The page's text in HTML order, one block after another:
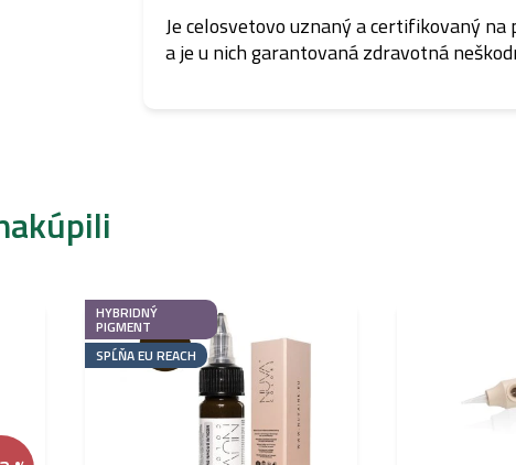
Je celosvetovo uznaný a certifikovaný
a je u nich garantovaná zdravotná
HYBRIDNÝ
PIGMENT
SPĹŇA EU REACH